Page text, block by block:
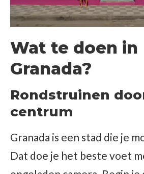
Wat te doen in
Granada?
Rondstruinen
centrum
Granada is een stad die je
Dat doe je het beste voet